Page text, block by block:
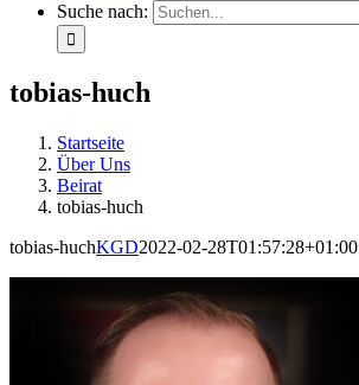
Suche nach:
tobias-huch
Startseite
Über Uns
Beirat
tobias-huch
tobias-huchKGD2022-02-28T01:57:28+01:00